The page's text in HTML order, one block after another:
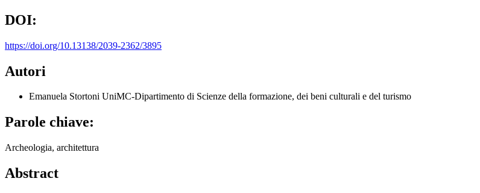
DOI:
https://doi.org/10.13138/2039-2362/3895
Autori
Emanuela Stortoni UniMC-Dipartimento di Scienze della formazione, dei beni culturali e del turismo
Parole chiave:
Archeologia, architettura
Abstract